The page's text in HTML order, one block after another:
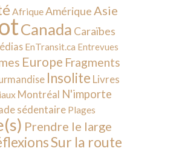
AfriqueAmérique Asie
Canada Caraïbes
EnTransit.ca Entrevues
Europe Fragments
Insolite Livres
Montréal N'importe
sédentaire Plages
Prendre le large
Sur la route